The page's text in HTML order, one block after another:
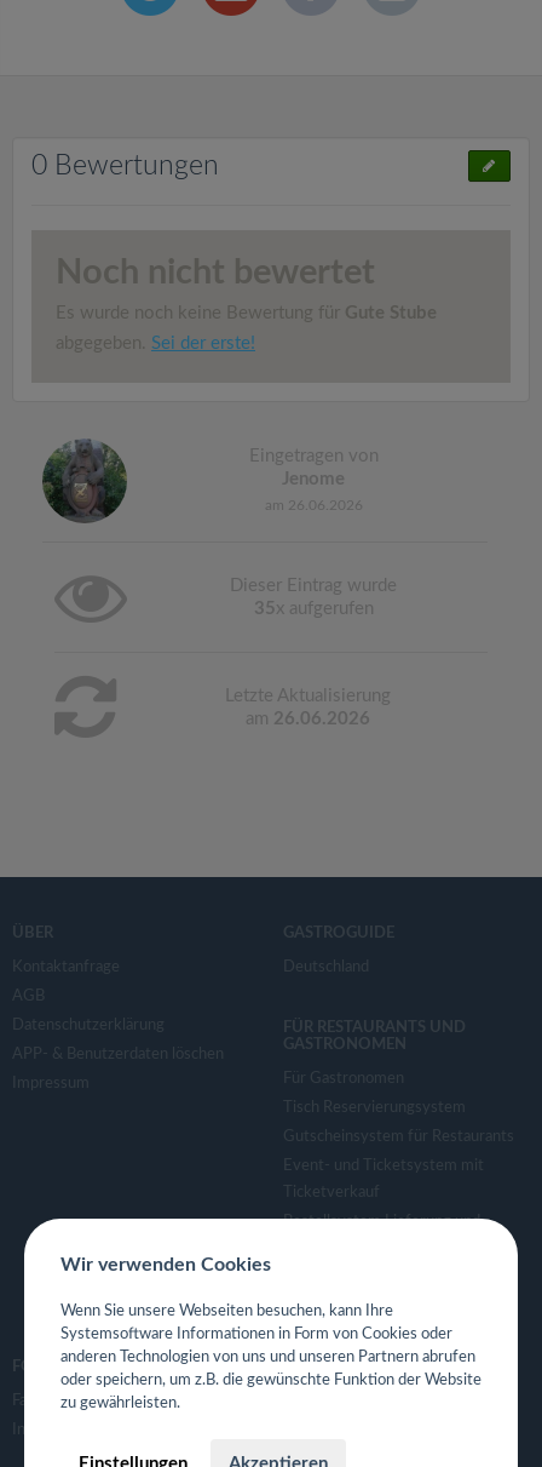
0 Bewertungen
Noch nicht bewertet
Es wurde noch keine Bewertung für Gute Stube
abgegeben. Sei der erste!
Eingetragen von
Jenome
am 26.06.2026
Dieser Eintrag wurde
35 x aufgerufen
Letzte Aktualisierung
am 26.06.2026
ÜBER
Kontaktanfrage
AGB
Datenschutzerklärung
APP- & Benutzerdaten löschen
Impressum
GASTROGUIDE
Deutschland
FÜR RESTAURANTS UND
GASTRONOMEN
Für Gastronomen
Tisch Reservierungsystem
Gutscheinsystem für Restaurants
Event- und Ticketsystem mit
Ticketverkauf
Bestellsystem Lieferung und
Eigene App für Restaurant
FOLGE UNS
Facebook
Instagram
Wir verwenden Cookies
Wenn Sie unsere Webseiten besuchen, kann Ihre
Systemsoftware Informationen in Form von Cookies oder
anderen Technologien von uns und unseren Partnern abrufen
oder speichern, um z.B. die gewünschte Funktion der Website
zu gewährleisten.